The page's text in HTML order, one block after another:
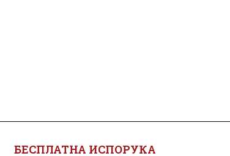
БЕСПЛАТНА ИСПОРУКА